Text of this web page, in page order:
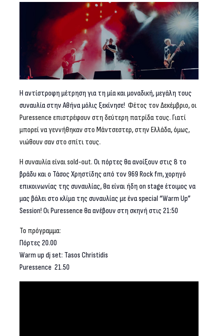
Η αντίστροφη μέτρηση για τη μία και μοναδική, μεγάλη τους
συναυλία στην Αθήνα μόλις ξεκίνησε! Φέτος τον Δεκέμβριο, οι
Puressence επιστρέφουν στη δεύτερη πατρίδα τους. Γιατί
μπορεί να γεννήθηκαν στο Μάντσεστερ, στην Ελλάδα, όμως,
νιώθουν σαν στο σπίτι τους.
H συναυλία είναι sold-out. Οι πόρτες θα ανοίξουν στις 8 το
βράδυ και ο Τάσος Χρηστίδης από τον 969 Rock fm, χορηγό
επικοινωνίας της συναυλίας, θα είναι ήδη on stage έτοιμος να
μας βάλει στο κλίμα της συναυλίας με ένα special “Warm Up”
Session! Οι Puressence θα ανέβουν στη σκηνή στις 21:50
Το πρόγραμμα:
Πόρτες 20.00
Warm up dj set: Tasos Christidis
Puressence 21.50